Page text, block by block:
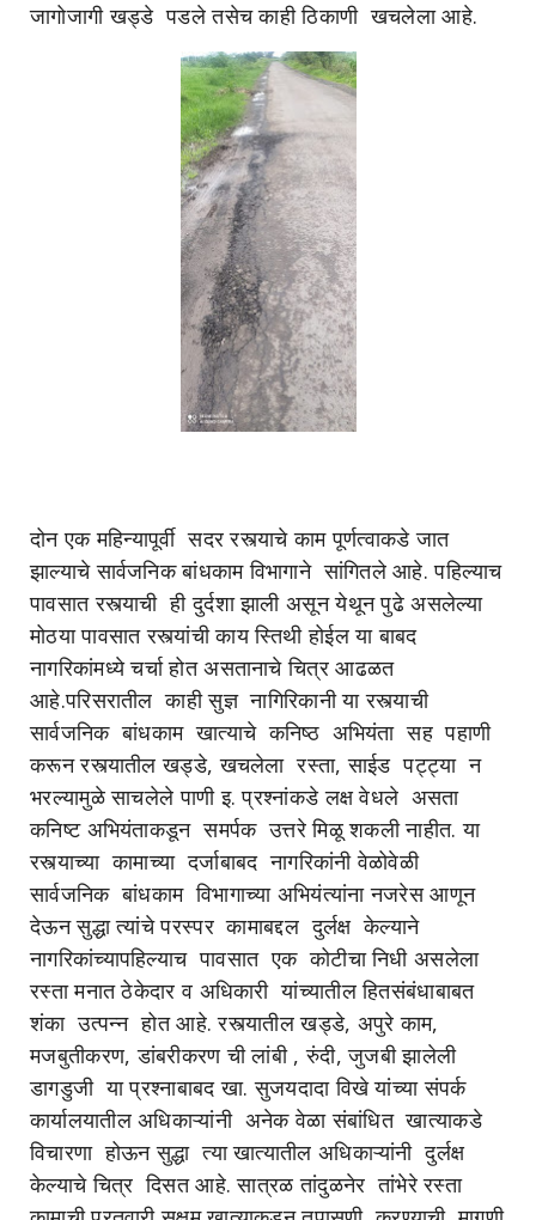
जागोजागी खड्डे पडले तसेच काही ठिकाणी खचलेला आहे.
दोन एक महिन्यापूर्वी सदर रस्त्याचे काम पूर्णत्वाकडे जात
झाल्याचे सार्वजनिक बांधकाम विभागाने सांगितले आहे. पहिल्याच
पावसात रस्त्याची ही दुर्दशा झाली असून येथून पुढे असलेल्या
मोठया पावसात रस्त्यांची काय स्तिथी होईल या बाबद
नागरिकांमध्ये चर्चा होत असतानाचे चित्र आढळत
आहे.परिसरातील काही सुज्ञ नागिरिकानी या रस्त्याची
सार्वजनिक बांधकाम खात्याचे कनिष्ठ अभियंता सह पहाणी
करून रस्त्यातील खड्डे, खचलेला रस्ता, साईड पट्ट्या न
भरल्यामुळे साचलेले पाणी इ. प्रश्नांकडे लक्ष वेधले असता
कनिष्ट अभियंताकडून समर्पक उत्तरे मिळू शकली नाहीत. या
रस्त्याच्या कामाच्या दर्जाबाबद नागरिकांनी वेळोवेळी
सार्वजनिक बांधकाम विभागाच्या अभियंत्यांना नजरेस आणून
देऊन सुद्धा त्यांचे परस्पर कामाबद्दल दुर्लक्ष केल्याने
नागरिकांच्यापहिल्याच पावसात एक कोटीचा निधी असलेला
रस्ता मनात ठेकेदार व अधिकारी यांच्यातील हितसंबंधाबाबत
शंका उत्पन्न होत आहे. रस्त्यातील खड्डे, अपुरे काम,
मजबुतीकरण, डांबरीकरण ची लांबी , रुंदी, जुजबी झालेली
डागडुजी या प्रश्नाबाबद खा. सुजयदादा विखे यांच्या संपर्क
कार्यालयातील अधिकाऱ्यांनी अनेक वेळा संबांधित खात्याकडे
विचारणा होऊन सुद्धा त्या खात्यातील अधिकाऱ्यांनी दुर्लक्ष
केल्याचे चित्र दिसत आहे. सात्रळ तांदुळनेर तांभेरे रस्ता